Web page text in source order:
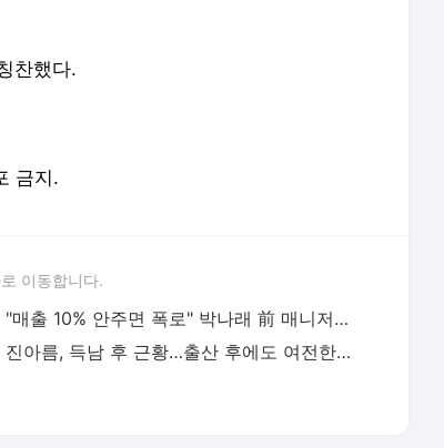
찬했다.
금지.
이동합니다.
"매출 10% 안주면 폭로" 박나래 前 매니저 2명, 공갈미수·횡령 혐의로 재판
진아름, 득남 후 근황…출산 후에도 여전한 미모 [스타엿보기]